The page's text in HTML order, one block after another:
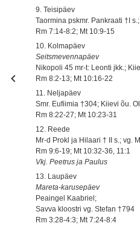
9. Teisipäev
Taormina pskmr. Pankraati †I
Rm 7:14-8:2; Mt 10:9-15
10. Kolmapäev
Seitsmevennapäev
Nikopoli 45 mr-t: Leonti jkk.;
Rm 8:2-13; Mt 10:16-22
11. Neljapäev
Smr. Eufiimia †304; Kiievi õu.
Rm 8:22-27; Mt 10:23-31
12. Reede
Mr-d Prokl ja Hilaari † II s.; vg.
Rm 9:6-19; Mt 10:32-36, 11:1
Vkj. Peetrus ja Paulus
13. Laupäev
Mareta-karusepäev
Peaingel Kaabriel;
Savva kloostri vg. Stefan †794
Rm 3:28-4:3; Mt 7:24-8:4